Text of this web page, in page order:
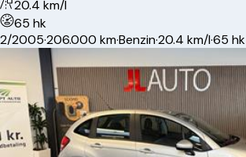
20.4 km/l
65 hk
2/2005·206.000 km·Benzin·20.4 km/l·65 hk